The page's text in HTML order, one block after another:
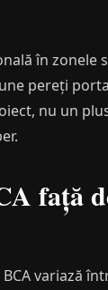
în zonele
pereți
nu un
față
variază